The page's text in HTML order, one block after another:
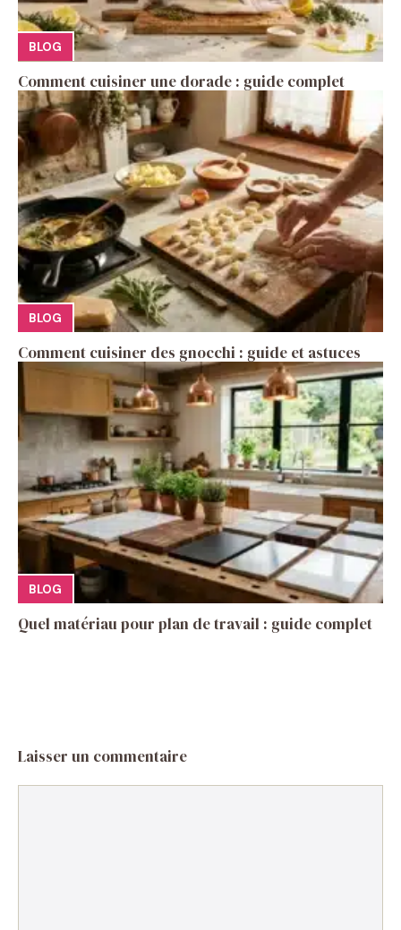
BLOG
Comment cuisiner une dorade : guide complet
BLOG
Comment cuisiner des gnocchi : guide et astuces
BLOG
Quel matériau pour plan de travail : guide complet
Laisser un commentaire